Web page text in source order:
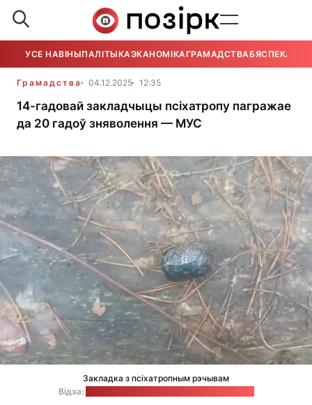
УСЕ НАВІНЫПАЛІТЫКАЭКАНОМІКАГРАМАДСТВАБЯСПЕКА
Грамадства 04.12.2025 12:35
14-гадовай закладчыцы псіхатропу пагражае
да 20 гадоў зняволення — МУС
Закладка з псіхатропным рэчывам
Відэа: